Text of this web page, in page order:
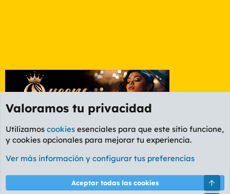
Foro General
Cookies
PL OLDSTYLE AMARILLO
Términos y reglas Política de privacidad Ayuda
Valoramos tu privacidad
Utilizamos cookies esenciales para que este sitio funcione,
y cookies opcionales para mejorar tu experiencia.
Ver más información y configurar tus preferencias
Aceptar todas las cookies